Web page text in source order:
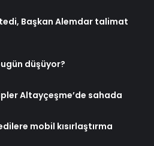
Başkan Alemdar talimat
düşüyor?
Altayçeşme’de sahada
mobil kısırlaştırma